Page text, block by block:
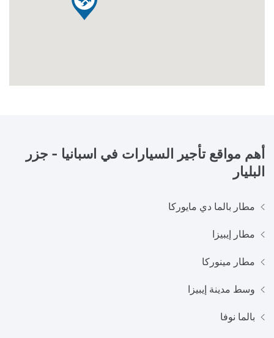
أهم مواقع تأجير السيارات في اسبانيا - جزر
البليار
مطار بالما دي مايوركا
مطار إيبيزا
مطار مينوركا
وسط مدينة إيبيزا
بالما نوفا